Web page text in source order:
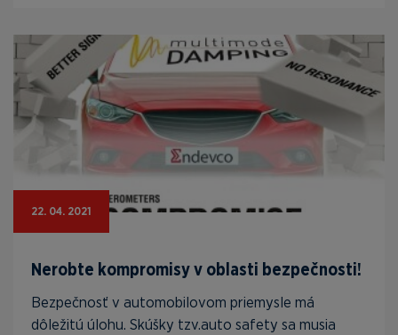
22. 04. 2021
Nerobte kompromisy v oblasti bezpečnosti!
Bezpečnosť v automobilovom priemysle má
dôležitú úlohu. Skúšky tzv.auto safety sa musia